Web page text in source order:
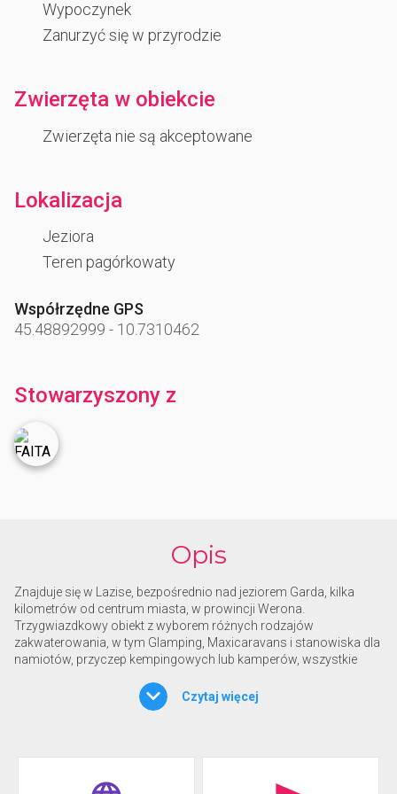
Wypoczynek
Zanurzyć się w przyrodzie
Zwierzęta w obiekcie
Zwierzęta nie są akceptowane
Lokalizacja
Jeziora
Teren pagórkowaty
Współrzędne GPS
45.48892999 - 10.7310462
Stowarzyszony z
Opis
Znajduje się w Lazise, bezpośrednio nad jeziorem Garda, kilka
kilometrów od centrum miasta, w prowincji Werona.
Trzygwiazdkowy obiekt z wyborem różnych rodzajów
zakwaterowania, w tym Glamping, Maxicaravans i stanowiska dla
namiotów, przyczep kempingowych lub kamperów, wszystkie
Glamping oferuje luksusowe namioty wyposażone w komfort,
klimatyzację i umeblowaną werandę, podczas gdy Maxicaravans
jakości materiałami na dużych terenach zielonych. Na terenie
Czytaj więcej